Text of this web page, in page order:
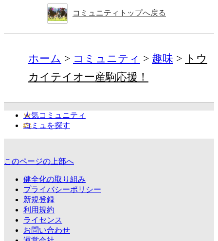
コミュニティトップへ戻る
ホーム コミュニティ 趣味
トウ
カイテイオー産駒応援！
人気コミュニティ
コミュを探す
このページの上部へ
健全化の取り組み
プライバシーポリシー
新規登録
利用規約
ライセンス
お問い合わせ